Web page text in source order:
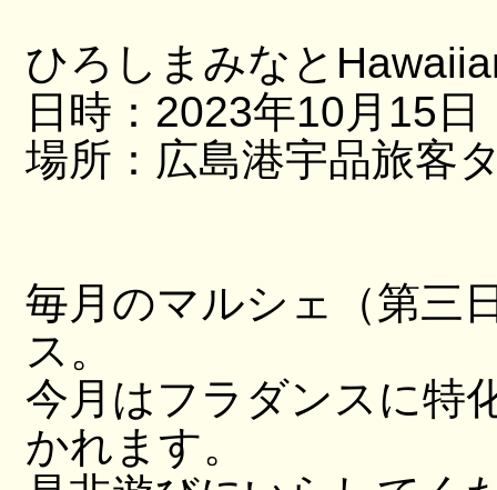
ひろしまみなと
日時：2023年10月15
場所：広島港宇品旅客
毎月のマルシェ（第三
ス。
今月はフラダンスに特
かれます。